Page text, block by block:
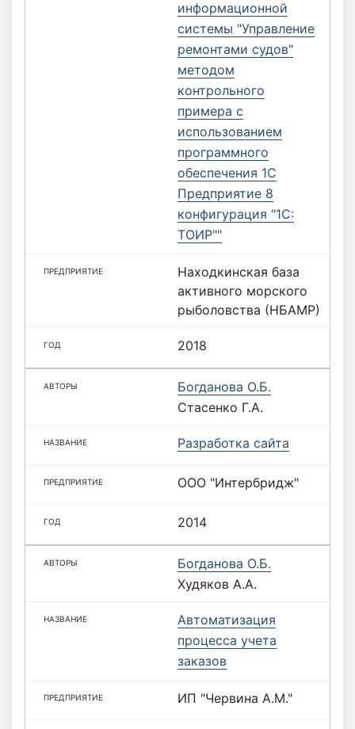
информационной
системы "Управление
ремонтами судов"
методом
контрольного
примера с
использованием
программного
обеспечения 1С
Предприятие 8
конфигурация "1С:
ТОИР""
Находкинская база
активного морского
рыболовства (НБАМР)
2018
Богданова О.Б.
Стасенко Г.А.
Разработка сайта
ООО "Интербридж"
2014
Богданова О.Б.
Худяков А.А.
Автоматизация
процесса учета
заказов
ИП "Червина А.М."